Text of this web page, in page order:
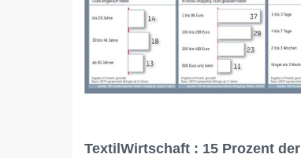
TextilWirtschaft : 15 Prozent der